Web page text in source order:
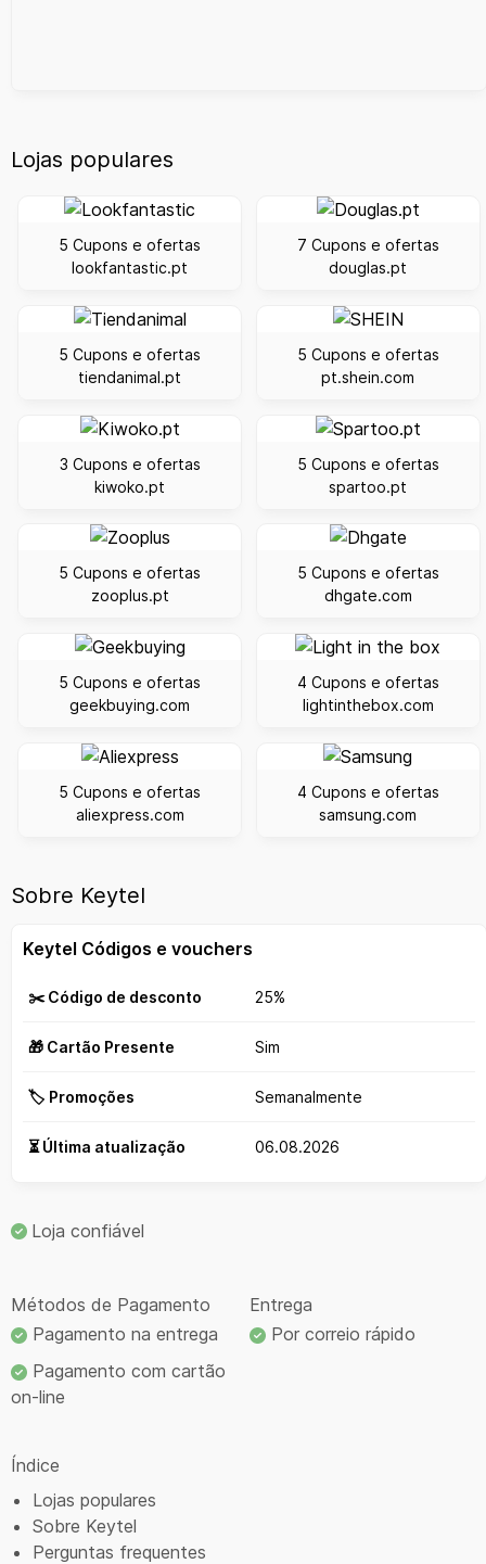
Lojas populares
5 Cupons e ofertas
lookfantastic.pt
7 Cupons e ofertas
douglas.pt
5 Cupons e ofertas
tiendanimal.pt
5 Cupons e ofertas
pt.shein.com
3 Cupons e ofertas
kiwoko.pt
5 Cupons e ofertas
spartoo.pt
5 Cupons e ofertas
zooplus.pt
5 Cupons e ofertas
dhgate.com
5 Cupons e ofertas
geekbuying.com
4 Cupons e ofertas
lightinthebox.com
5 Cupons e ofertas
aliexpress.com
4 Cupons e ofertas
samsung.com
Sobre Keytel
Keytel Códigos e vouchers
✂️ Código de desconto 25%
🎁 Cartão Presente Sim
🏷️ Promoções Semanalmente
⏳ Última atualização 06.08.2026
Loja confiável
Métodos de Pagamento
Pagamento na entrega
Pagamento com cartão
on-line
Entrega
Por correio rápido
Índice
Lojas populares
Sobre Keytel
Perguntas frequentes